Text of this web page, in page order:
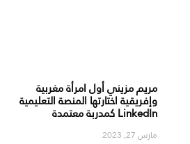
مريم مزيني أول امرأة مغربية
وإفريقية اختارتها المنصة التعليمية
LinkedIn كمدربة معتمدة
مارس 27, 2023